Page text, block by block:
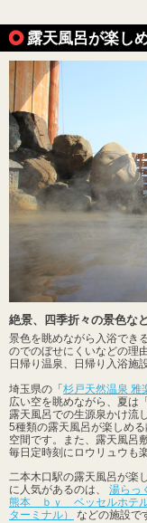
露天風呂が楽し
絶景、四季折々の景色な
景色を眺めながら入浴でき
のでのぼせにくいなどの理
日帰り温泉、日帰り入浴施
埼玉県の「 杉戸天然温泉 雅
広い空を眺めながら、夏は
露天風呂での生源泉かけ流
5種類の露天風呂が楽しめる
空間です。また、露天風呂
毎日定時刻にロウリュウも
二本木口駅の露天風呂が楽
に人気があるのは、 湯らっ
熊本 ｂｙ ベッセルホテ
ターミナル）
などの施設で